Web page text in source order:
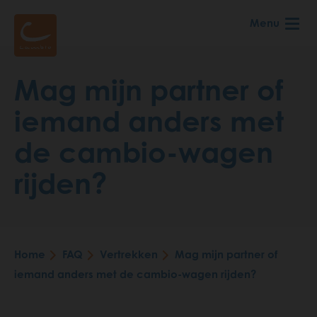
Menu
Mag mijn partner of
iemand anders met
de cambio-wagen
rijden?
Breadcrumb
Home FAQ Vertrekken
Mag mijn partner of
iemand anders met de cambio-wagen rijden?